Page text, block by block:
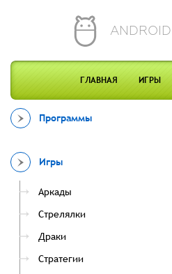
ANDROID
ГЛАВНАЯ ИГРЫ
Программы
Игры
Аркады
Стрелялки
Драки
Стратегии